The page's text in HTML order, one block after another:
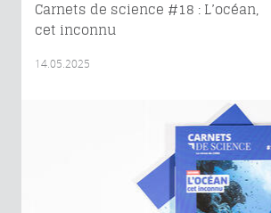
Carnets de science #18 : L’océan,
cet inconnu
14.05.2025